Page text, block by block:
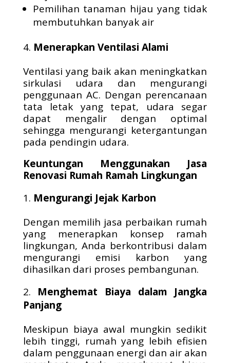
Pemilihan tanaman hijau yang tidak
membutuhkan banyak air
Menerapkan Ventilasi Alami
Ventilasi yang baik akan meningkatkan
sirkulasi udara dan mengurangi
penggunaan AC. Dengan perencanaan
tata letak yang tepat, udara segar
dapat mengalir dengan optimal
sehingga mengurangi ketergantungan
pada pendingin udara.
Keuntungan Menggunakan Jasa
Renovasi Rumah Ramah Lingkungan
Mengurangi Jejak Karbon
Dengan memilih jasa perbaikan rumah
yang menerapkan konsep ramah
lingkungan, Anda berkontribusi dalam
mengurangi emisi karbon yang
dihasilkan dari proses pembangunan.
Menghemat Biaya dalam Jangka
Panjang
Meskipun biaya awal mungkin sedikit
lebih tinggi, rumah yang lebih efisien
dalam penggunaan energi dan air akan